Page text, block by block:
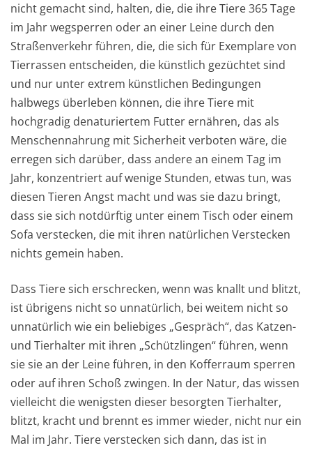
nicht gemacht sind, halten, die, die ihre Tiere 365 Tage
im Jahr wegsperren oder an einer Leine durch den
Straßenverkehr führen, die, die sich für Exemplare von
Tierrassen entscheiden, die künstlich gezüchtet sind
und nur unter extrem künstlichen Bedingungen
halbwegs überleben können, die ihre Tiere mit
hochgradig denaturiertem Futter ernähren, das als
Menschennahrung mit Sicherheit verboten wäre, die
erregen sich darüber, dass andere an einem Tag im
Jahr, konzentriert auf wenige Stunden, etwas tun, was
diesen Tieren Angst macht und was sie dazu bringt,
dass sie sich notdürftig unter einem Tisch oder einem
Sofa verstecken, die mit ihren natürlichen Verstecken
nichts gemein haben.
Dass Tiere sich erschrecken, wenn was knallt und blitzt,
ist übrigens nicht so unnatürlich, bei weitem nicht so
unnatürlich wie ein beliebiges „Gespräch“, das Katzen-
und Tierhalter mit ihren „Schützlingen“ führen, wenn
sie sie an der Leine führen, in den Kofferraum sperren
oder auf ihren Schoß zwingen. In der Natur, das wissen
vielleicht die wenigsten dieser besorgten Tierhalter,
blitzt, kracht und brennt es immer wieder, nicht nur ein
Mal im Jahr. Tiere verstecken sich dann, das ist in